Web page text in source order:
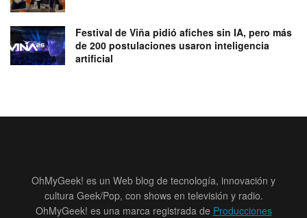
Festival de Viña pidió afiches sin IA, pero más
de 200 postulaciones usaron inteligencia
artificial
OhMyGeek! es un Web blog de tecnología, innovación y
cultura Geek/Pop, con shows en televisión y radio.
OhMyGeek! es una marca registrada de Producciones